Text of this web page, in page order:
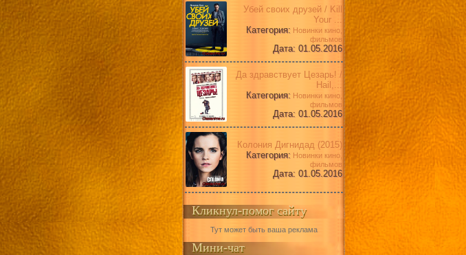
Убей своих друзей / Kill
Your ...
Категория: Новинки кино,
фильмов
Дата: 01.05.2016
Да здравствует Цезарь! /
Hail,...
Категория: Новинки кино,
фильмов
Дата: 01.05.2016
Колония Дигнидад (2015)
Категория: Новинки кино,
фильмов
Дата: 01.05.2016
Кликнул-помог сайту
Тут может быть ваша реклама
Мини-чат